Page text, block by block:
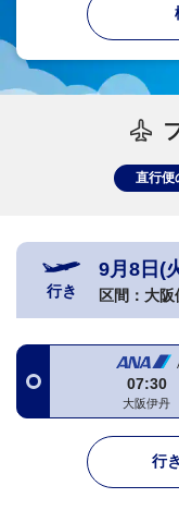
直行便
行き
9月8日(
区間： 大阪
07:30
大阪伊丹
行